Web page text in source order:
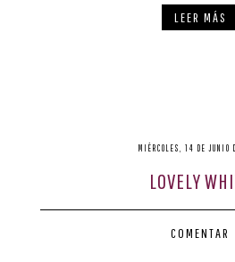
LEER MÁS
MIÉRCOLES, 14 DE JUNIO
LOVELY
COMENTAR